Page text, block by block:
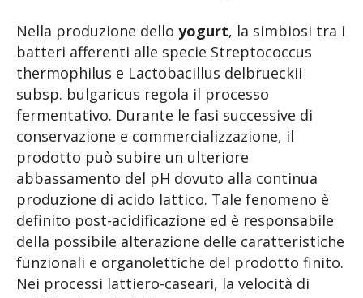
Nella produzione dello yogurt, la simbiosi tra i
batteri afferenti alle specie Streptococcus
thermophilus e Lactobacillus delbrueckii
subsp. bulgaricus regola il processo
fermentativo. Durante le fasi successive di
conservazione e commercializzazione, il
prodotto può subire un ulteriore
abbassamento del pH dovuto alla continua
produzione di acido lattico. Tale fenomeno è
definito post-acidificazione ed è responsabile
della possibile alterazione delle caratteristiche
funzionali e organolettiche del prodotto finito.
Nei processi lattiero-caseari, la velocità di